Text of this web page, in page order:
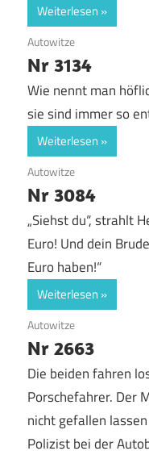
Weiterlesen
13. August 2017
Autowitze
Nr 3134
Wie nennt man
sie sind immer so
Weiterlesen
12. August 2017
Autowitze
Nr 3084
„Siehst du“, strahlt
Euro! Und dein
Euro haben!“
Weiterlesen
12. August 2017
Autowitze
Nr 2663
Die beiden fahren
Porschefahrer. Der
nicht gefallen
Polizist bei der